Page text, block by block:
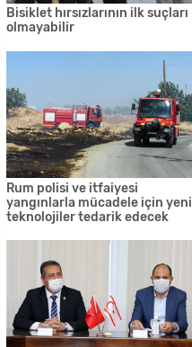
Bisiklet hırsızlarının ilk suçları
olmayabilir
Rum polisi ve itfaiyesi
yangınlarla mücadele için yeni
teknolojiler tedarik edecek